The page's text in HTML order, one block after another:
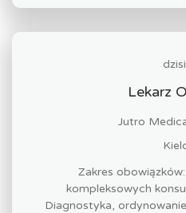
Lekarz
Jutro
Zakres
kompleksowych
Diagnostyka,